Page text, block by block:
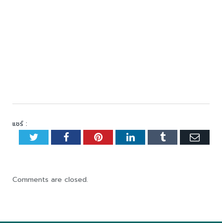
แชร์ :
TwitterFacebookPinterestLinkedInTumblr
Comments are closed.